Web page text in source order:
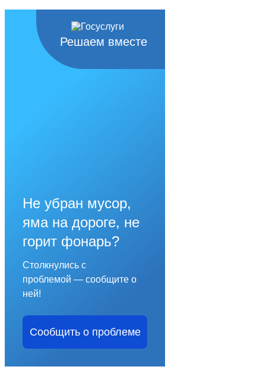
Решаем вместе
Не убран мусор,
яма на дороге, не
горит фонарь?
Столкнулись с
проблемой — сообщите о
ней!
Сообщить о проблеме